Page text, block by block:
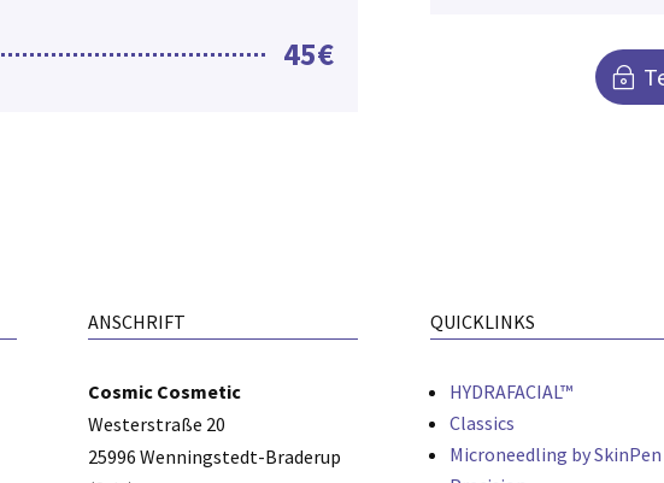
45€
ANSCHRIFT
Cosmic Cosmetic
Westerstraße 20
25996 Wenningstedt-Braderup
QUICKLINKS
HYDRAFACIAL™
Classics
Microneedling by SkinPen